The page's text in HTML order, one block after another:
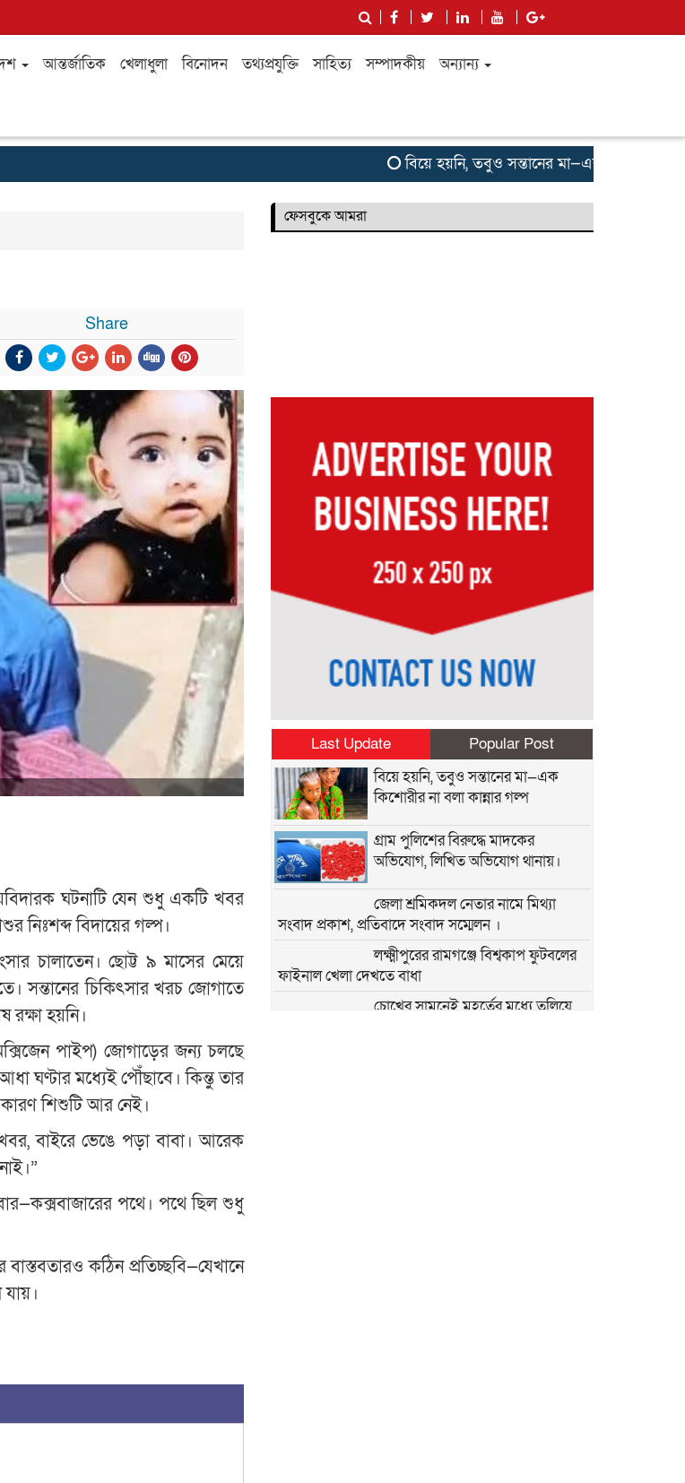
আন্তর্জাতিক খেলাধুলা বিনোদন তথ্যপ্রযুক্তি সাহিত্য সম্পাদকীয় অন্যান্য
বিয়ে হয়নি, তবুও সন্তানের মা—এক কিশোরীর না বলা
Share
ঘটনাটি যেন শুধু একটি খবর
নিঃশব্দ বিদায়ের গল্প।
চালাতেন। ছোট্ট ৯ মাসের মেয়ে
সন্তানের চিকিৎসার খরচ জোগাতে
রক্ষা হয়নি।
পাইপ) জোগাড়ের জন্য চলছে
ঘণ্টার মধ্যেই পৌঁছাবে। কিন্তু তার
শিশুটি আর নেই।
বাইরে ভেঙে পড়া বাবা। আরেক
পথে। পথে ছিল শুধু
কঠিন প্রতিচ্ছবি—যেখানে
ফেসবুকে আমরা
Last Update
Popular Post
বিয়ে হয়নি, তবুও সন্তানের মা—এক
কিশোরীর না বলা কান্নার গল্প
গ্রাম পুলিশের বিরুদ্ধে মাদকের
অভিযোগ, লিখিত অভিযোগ থানায়।
জেলা শ্রমিকদল নেতার নামে মিথ্যা
সংবাদ প্রকাশ, প্রতিবাদে সংবাদ সম্মেলন ।
লক্ষ্মীপুরের রামগঞ্জে বিশ্বকাপ ফুটবলের
ফাইনাল খেলা দেখতে বাধা
চোখের সামনেই মুহূর্তের মধ্যে তলিয়ে